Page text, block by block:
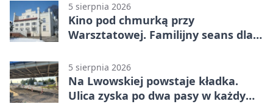
5 sierpnia 2026
Kino pod chmurką przy
Warsztatowej. Familijny seans dla
5 sierpnia 2026
Na Lwowskiej powstaje kładka.
Ulica zyska po dwa pasy w każdym